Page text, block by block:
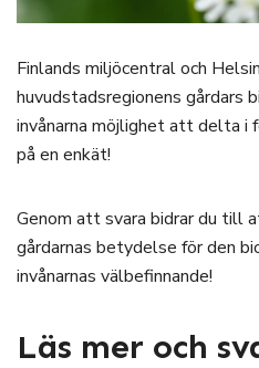
Finlands miljöcentral och
huvudstadsregionens gårdars
invånarna möjlighet att delta i
på en enkät!
Genom att svara bidrar du till
gårdarnas betydelse för den
invånarnas välbefinnande!
Läs mer och